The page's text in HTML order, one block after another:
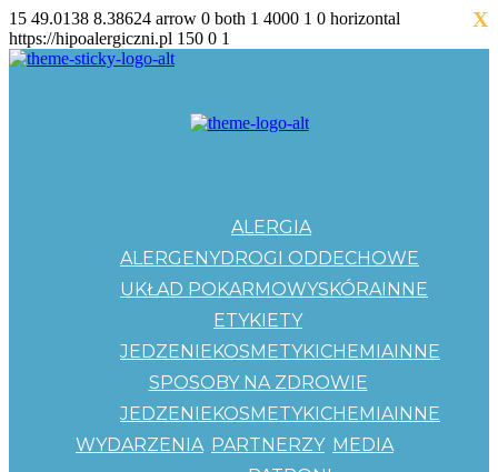
15 49.0138 8.38624 arrow 0 both 1 4000 1 0 horizontal
https://hipoalergiczni.pl 150 0 1
ALERGIA
ALERGENYDROGI ODDECHOWE
UKŁAD POKARMOWYSKÓRAINNE
ETYKIETY
JEDZENIEKOSMETYKICHEMIAINNE
SPOSOBY NA ZDROWIE
JEDZENIEKOSMETYKICHEMIAINNE
WYDARZENIA PARTNERZY MEDIA
X